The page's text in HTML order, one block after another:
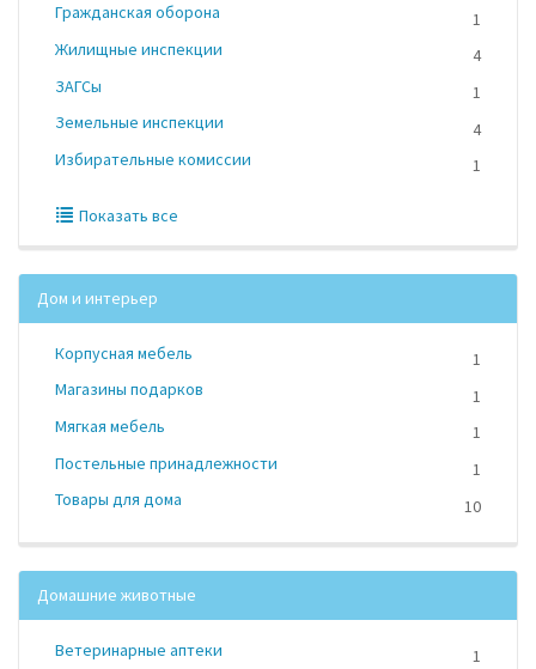
Гражданская оборона
1
Жилищные инспекции
4
ЗАГСы
1
Земельные инспекции
4
Избирательные комиссии
1
Показать все
Дом и интерьер
Корпусная мебель
1
Магазины подарков
1
Мягкая мебель
1
Постельные принадлежности
1
Товары для дома
10
Домашние животные
Ветеринарные аптеки
1